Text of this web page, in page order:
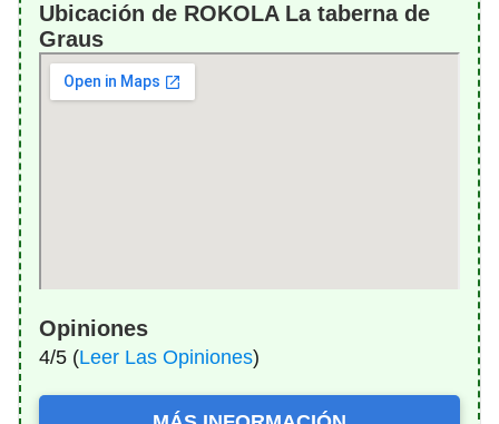
Ubicación de ROKOLA La taberna de
Graus
Opiniones
4/5 (Leer Las Opiniones)